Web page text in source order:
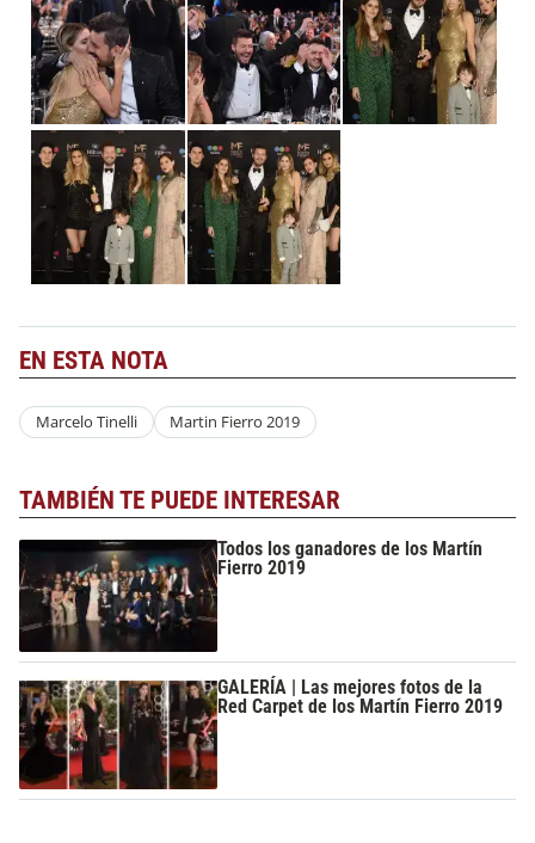
EN ESTA NOTA
Marcelo Tinelli Martin Fierro 2019
TAMBIÉN TE PUEDE INTERESAR
Todos los ganadores de los Martín
Fierro 2019
GALERÍA | Las mejores fotos de la
Red Carpet de los Martín Fierro 2019